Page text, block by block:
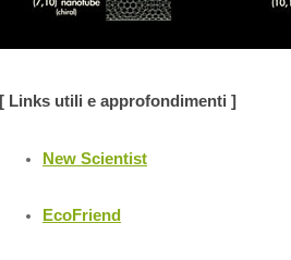
[ Links utili e approfondimenti ]
New Scientist
EcoFriend